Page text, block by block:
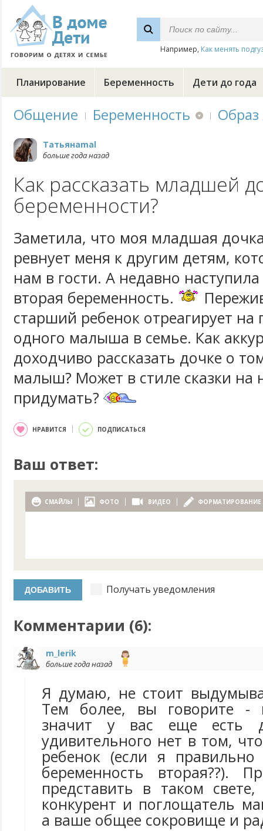
Например, Как менять
Планирование Беременность Дети до года
Общение Беременность
Татьянаmal
больше года назад
Как рассказать младшей
беременности?
Заметила, что моя младшая
ревнует меня к другим детям,
нам в гости. А недавно
вторая беременность.
старший ребенок отреагирует
одного малыша в семье. Как
доходчиво рассказать дочке о
малыш? Может в стиле сказки на
придумать?
НРАВИТСЯ ПОДПИСАТЬСЯ
Ваш ответ:
СМАЙЛЫ ФОТО ВИДЕО ФОРМАТИРОВАНИЕ
Получать уведомления
Комментарии (6):
m_lerik
больше года назад
Я думаю, не стоит
Тем более, вы говорите -
значит у вас еще есть
удивительного нет в том,
ребенок (если я
беременность вторая??).
представить в таком
конкурент и поглощатель
а ваше общее сокровище и